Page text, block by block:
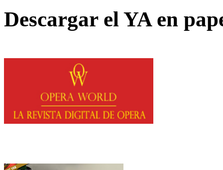
Descargar el YA en